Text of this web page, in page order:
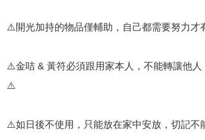
⚠️開光加持的物品僅輔助，自己都需要努力才
⚠️金咭 & 黃符必須跟用家本人，不能轉讓他人
⚠️
⚠️如日後不使用，只能放在家中安放，切記不